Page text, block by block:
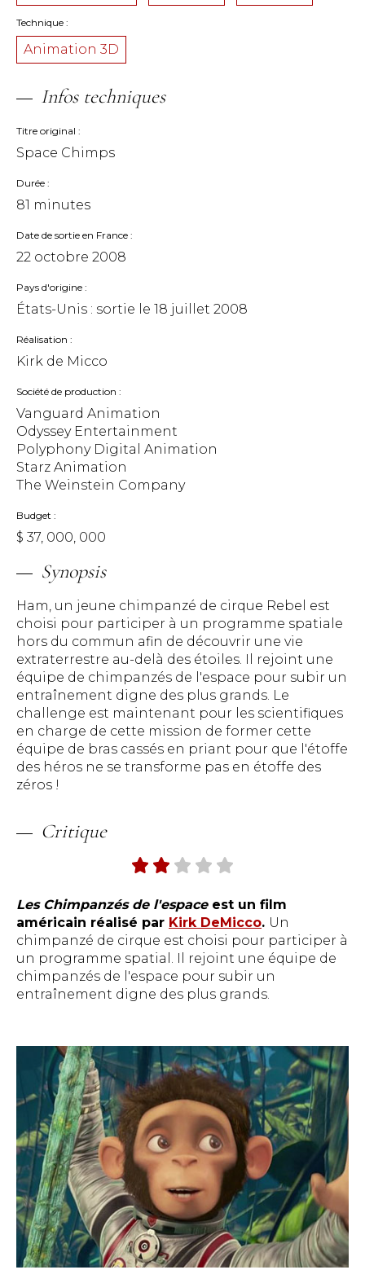
Technique
Animation 3D
Infos techniques
Titre original
Space Chimps
Durée
81 minutes
Date de sortie en France
22 octobre 2008
Pays d'origine
États-Unis : sortie le 18 juillet 2008
Réalisation
Kirk de Micco
Société de production
Vanguard Animation
Odyssey Entertainment
Polyphony Digital Animation
Starz Animation
The Weinstein Company
Budget
$ 37, 000, 000
Synopsis
Ham, un jeune chimpanzé de cirque Rebel est
choisi pour participer à un programme spatiale
hors du commun afin de découvrir une vie
extraterrestre au-delà des étoiles. Il rejoint une
équipe de chimpanzés de l'espace pour subir un
entraînement digne des plus grands. Le
challenge est maintenant pour les scientifiques
en charge de cette mission de former cette
équipe de bras cassés en priant pour que l'étoffe
des héros ne se transforme pas en étoffe des
zéros !
Critique
Les Chimpanzés de l'espace est un film
américain réalisé par Kirk DeMicco. Un
chimpanzé de cirque est choisi pour participer à
un programme spatial. Il rejoint une équipe de
chimpanzés de l'espace pour subir un
entraînement digne des plus grands.